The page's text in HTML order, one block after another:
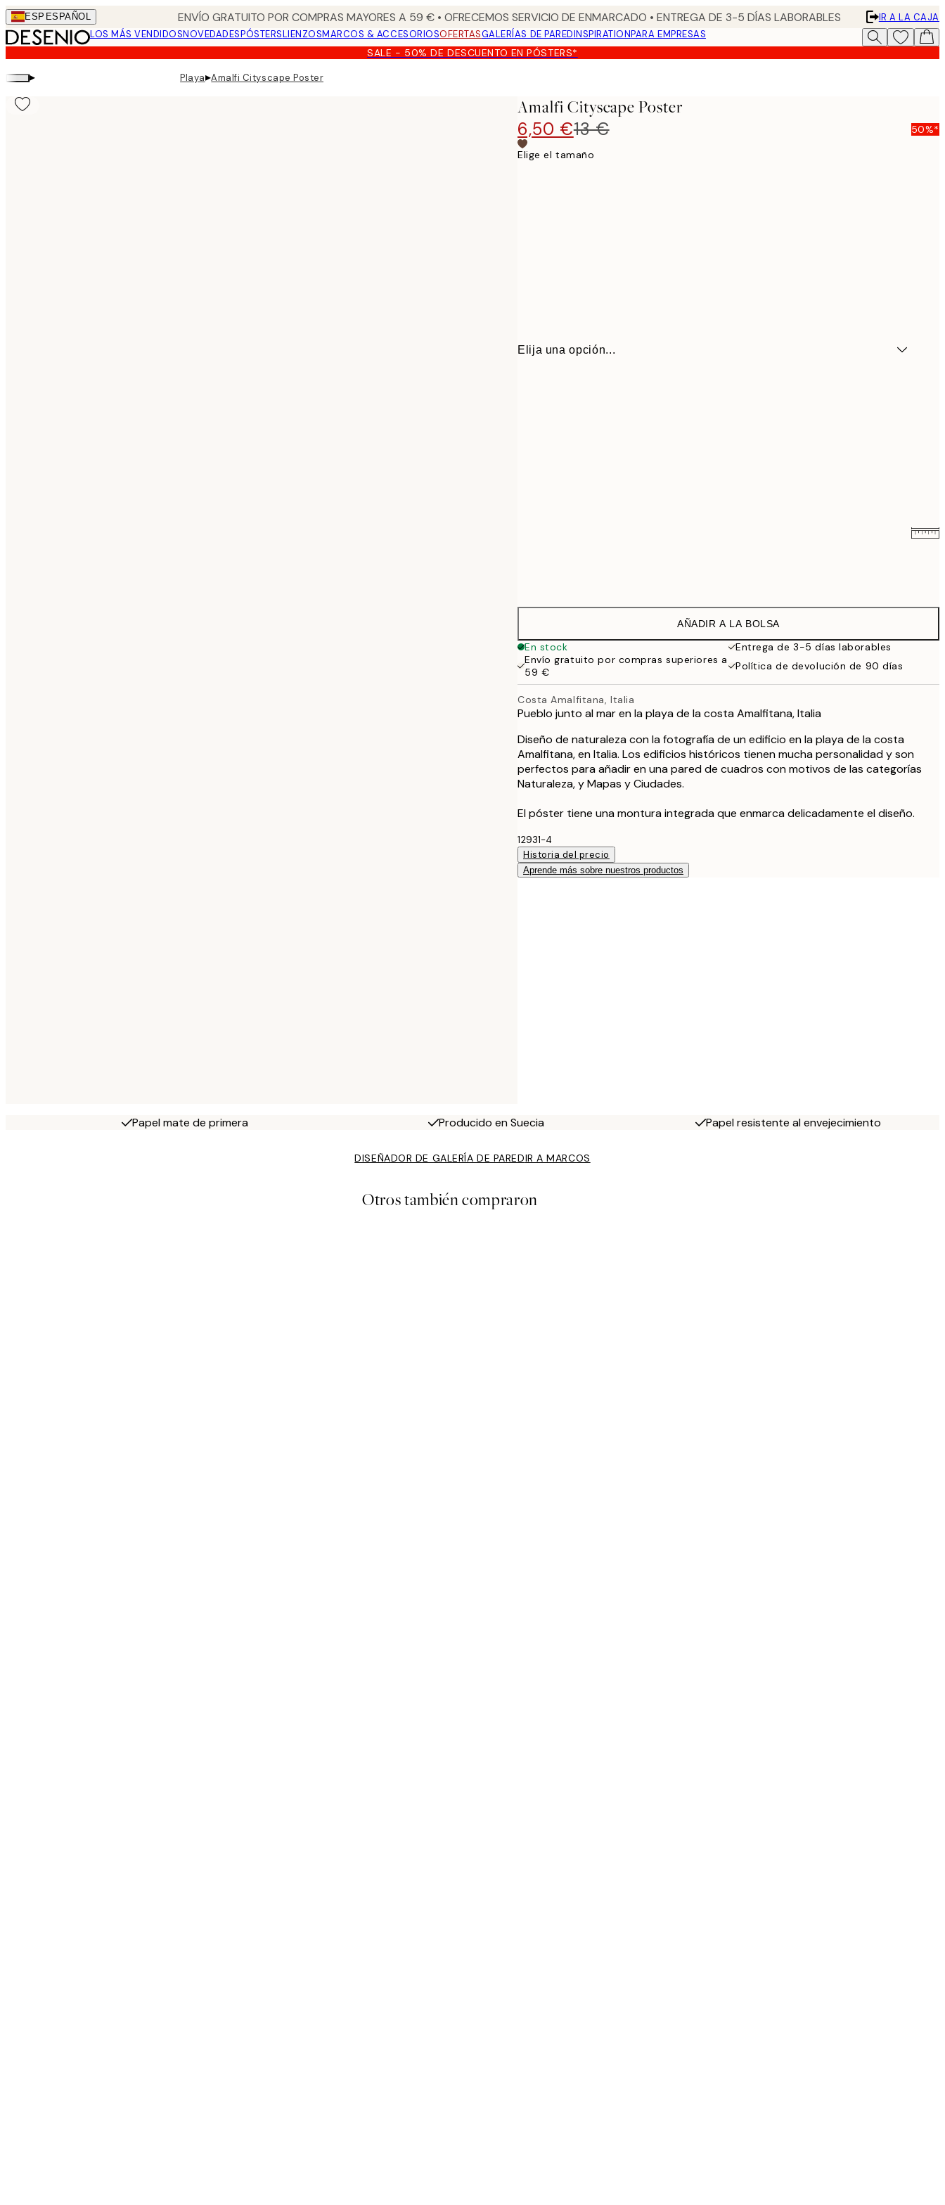
Skip
to
main
content.
ESP ESPAÑOL ENVÍO GRATUITO POR COMPRAS MAYORES A 59 € • OFRECEMOS SERVICIO DE ENMARCADO • ENTREGA DE 3-5 DÍAS LABORABLES
IR A LA CAJA
LOS MÁS VENDIDOSNOVEDADESPÓSTERSLIENZOSMARCOS & ACCESORIOSOFERTASGALERÍAS DE PAREDINSPIRATIONPARA EMPRESAS
SALE - 50% DE DESCUENTO EN PÓSTERS*
▸ Playa▸Amalfi Cityscape Poster
Amalfi Cityscape Poster
6,50 €13 € 50%*
Elige el tamaño
Elija una opción...
19,95 €
32,45 €
AÑADIR A LA BOLSA
En stock
Entrega de 3-5 días laborables
Envío gratuito por compras superiores a
59 €
Política de devolución de 90 días
Costa Amalfitana, Italia
Pueblo junto al mar en la playa de la costa Amalfitana, Italia
Diseño de naturaleza con la fotografía de un edificio en la playa de la costa
Amalfitana, en Italia. Los edificios históricos tienen mucha personalidad y son
perfectos para añadir en una pared de cuadros con motivos de las categorías
Naturaleza, y Mapas y Ciudades.
El póster tiene una montura integrada que enmarca delicadamente el diseño.
12931-4
Historia del precio
Aprende más sobre nuestros productos
Papel mate de primera Producido en Suecia Papel resistente al envejecimiento
DISEÑADOR DE GALERÍA DE PAREDIR A MARCOS
Otros también compraron